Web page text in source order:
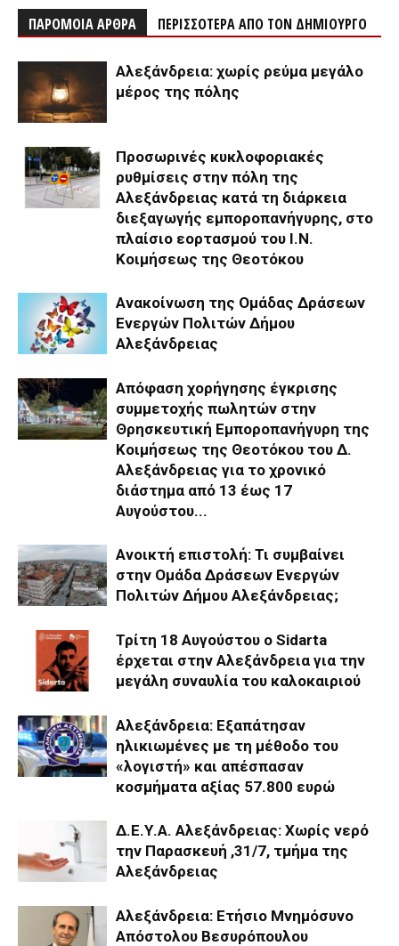
ΠΑΡΟΜΟΙΑ ΑΡΘΡΑ ΠΕΡΙΣΣΟΤΕΡΑ ΑΠΟ ΤΟΝ ΔΗΜΙΟΥΡΓΟ
Αλεξάνδρεια: χωρίς ρεύμα μεγάλο
μέρος της πόλης
Προσωρινές κυκλοφοριακές
ρυθμίσεις στην πόλη της
Αλεξάνδρειας κατά τη διάρκεια
διεξαγωγής εμποροπανήγυρης, στο
πλαίσιο εορτασμού του Ι.Ν.
Κοιμήσεως της Θεοτόκου
Ανακοίνωση της Ομάδας Δράσεων
Ενεργών Πολιτών Δήμου
Αλεξάνδρειας
Απόφαση χορήγησης έγκρισης
συμμετοχής πωλητών στην
Θρησκευτική Εμποροπανήγυρη της
Κοιμήσεως της Θεοτόκου του Δ.
Αλεξάνδρειας για το χρονικό
διάστημα από 13 έως 17
Αυγούστου...
Ανοικτή επιστολή: Τι συμβαίνει
στην Ομάδα Δράσεων Ενεργών
Πολιτών Δήμου Αλεξάνδρειας;
Τρίτη 18 Αυγούστου ο Sidarta
έρχεται στην Αλεξάνδρεια για την
μεγάλη συναυλία του καλοκαιριού
Αλεξάνδρεια: Εξαπάτησαν
ηλικιωμένες με τη μέθοδο του
«λογιστή» και απέσπασαν
κοσμήματα αξίας 57.800 ευρώ
Δ.Ε.Υ.Α. Αλεξάνδρειας: Χωρίς νερό
την Παρασκευή ,31/7, τμήμα της
Αλεξάνδρειας
Αλεξάνδρεια: Ετήσιο Μνημόσυνο
Απόστολου Βεσυρόπουλου